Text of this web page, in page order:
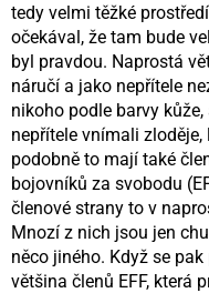
tedy velmi těžké
očekával, že tam bude
byl pravdou. Naprostá
náručí a jako nepřítele
nikoho podle barvy
nepřítele vnímali
podobně to mají také
bojovníků za svobodu
členové strany to v
Mnozí z nich jsou jen
něco jiného. Když se
většina členů EFF, která